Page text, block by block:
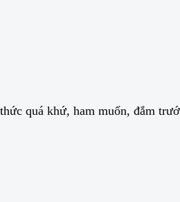
quá khứ, ham muốn, đắm